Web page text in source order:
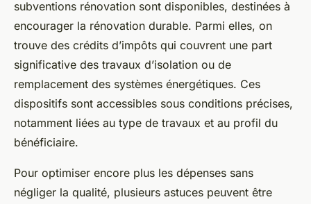
subventions rénovation sont disponibles, destinées à
encourager la rénovation durable. Parmi elles, on
trouve des crédits d’impôts qui couvrent une part
significative des travaux d’isolation ou de
remplacement des systèmes énergétiques. Ces
dispositifs sont accessibles sous conditions précises,
notamment liées au type de travaux et au profil du
bénéficiaire.
Pour optimiser encore plus les dépenses sans
négliger la qualité, plusieurs astuces peuvent être